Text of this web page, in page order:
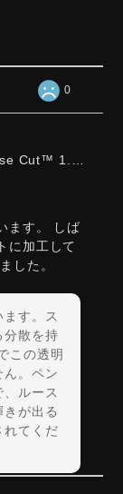
0
ます。 しば
に加工して
した。
す。ス
分散を持
この透明
。ペン
ルース
が出る
れてくだ